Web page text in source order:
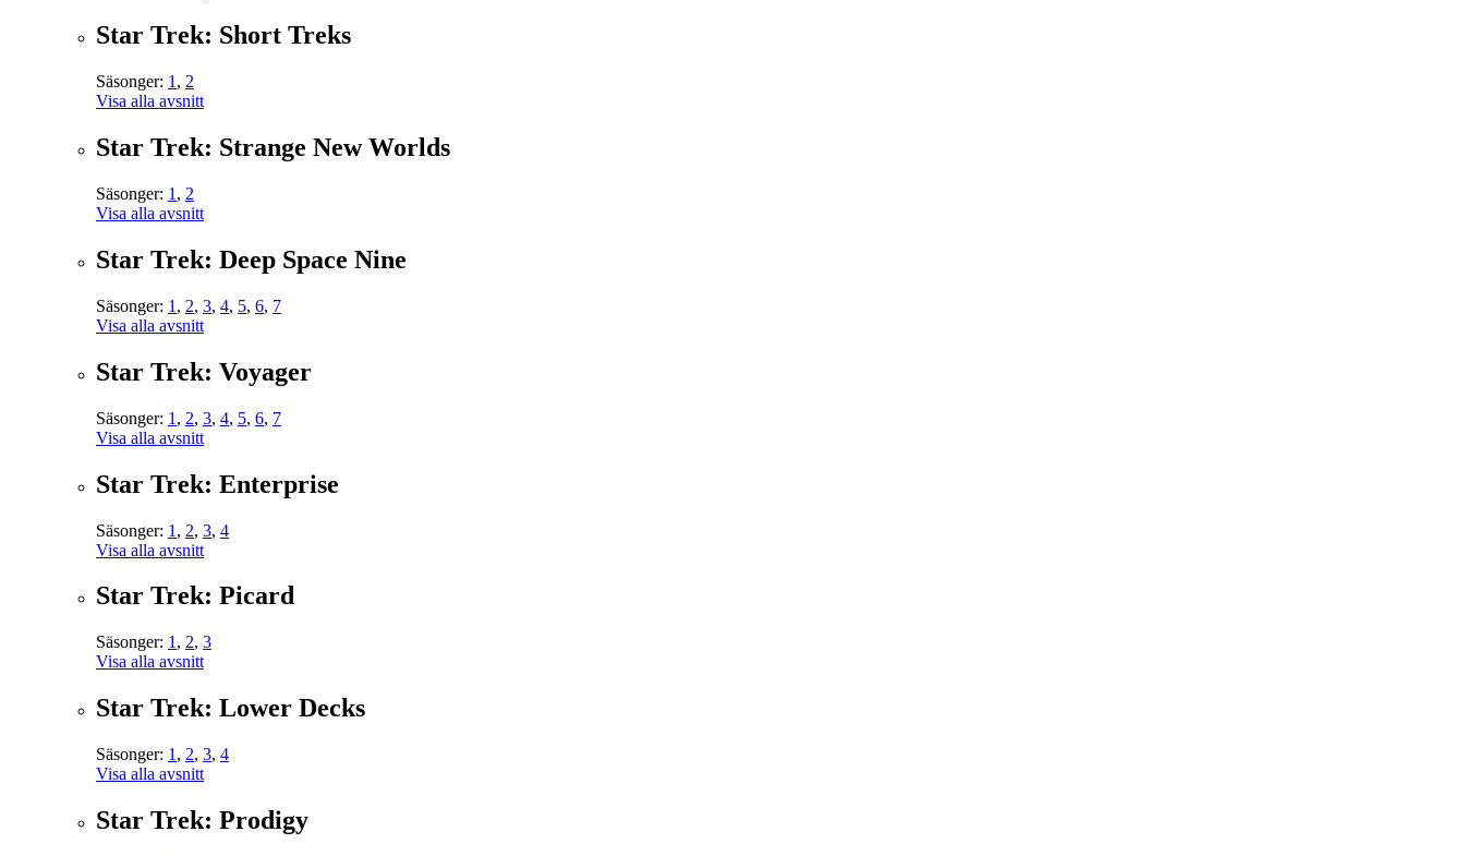
Star Trek: Short Treks
Säsonger: 1 , 2
Visa alla avsnitt
Star Trek: Strange New Worlds
Säsonger: 1 , 2
Visa alla avsnitt
Star Trek: Deep Space Nine
Säsonger: 1 , 2, 3, 4, 5, 6, 7
Visa alla avsnitt
Star Trek: Voyager
Säsonger: 1 , 2, 3, 4, 5, 6, 7
Visa alla avsnitt
Star Trek: Enterprise
Säsonger: 1 , 2, 3, 4
Visa alla avsnitt
Star Trek: Picard
Säsonger: 1 , 2, 3
Visa alla avsnitt
Star Trek: Lower Decks
Säsonger: 1 , 2, 3, 4
Visa alla avsnitt
Star Trek: Prodigy